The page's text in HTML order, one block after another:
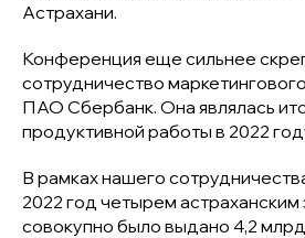
Астрахани.
Конференция еще сильнее
сотрудничество
ПАО Сбербанк. Она являлась
продуктивной работы в 2022
В рамках нашего
2022 год четырем
совокупно было выдано 4,2